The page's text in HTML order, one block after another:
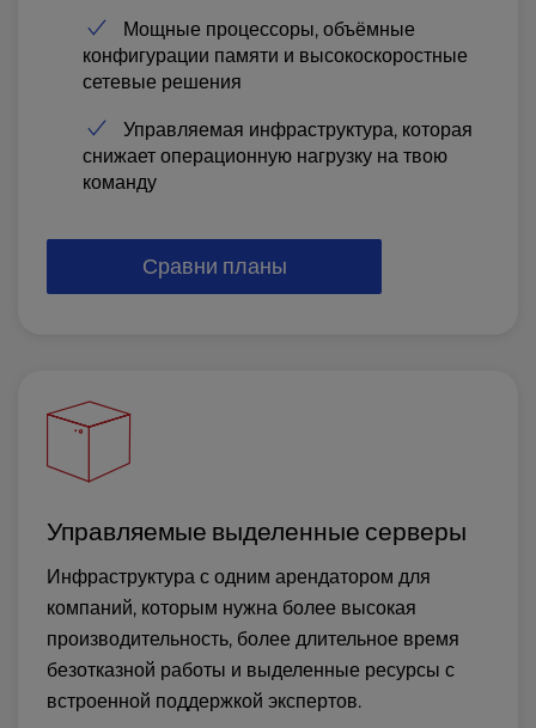
Мощные процессоры, объёмные
конфигурации памяти и высокоскоростные
сетевые решения
Управляемая инфраструктура, которая
снижает операционную нагрузку на твою
команду
Сравни планы
Управляемые выделенные серверы
Инфраструктура с одним арендатором для
компаний, которым нужна более высокая
производительность, более длительное время
безотказной работы и выделенные ресурсы с
встроенной поддержкой экспертов.